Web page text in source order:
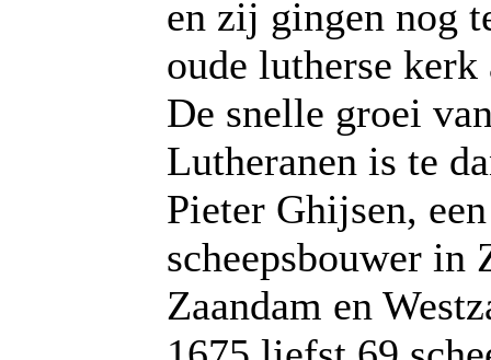
en zij gingen nog
oude lutherse kerk
De snelle groei
Lutheranen is te
Pieter Ghijsen,
scheepsbouwer in
Zaandam en